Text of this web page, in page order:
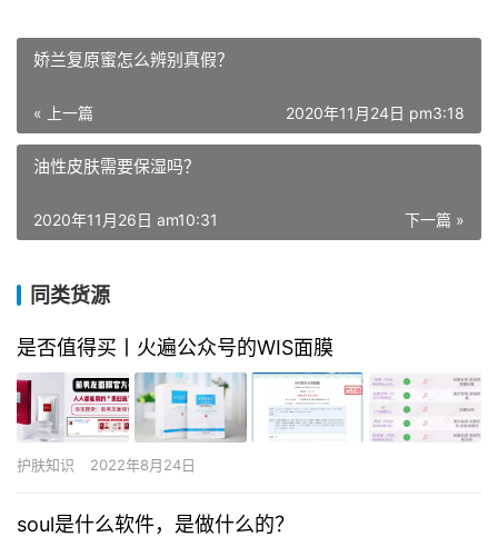
娇兰复原蜜怎么辨别真假？
« 上一篇 2020年11月24日 pm3:18
油性皮肤需要保湿吗？
下一篇 »
2020年11月26日 am10:31
同类货源
是否值得买丨火遍公众号的WIS面膜
护肤知识 2022年8月24日
soul是什么软件，是做什么的？